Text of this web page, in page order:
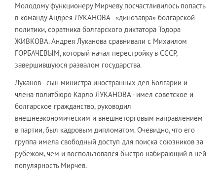
Молодому функционеру Мирчеву посчастливилось попасть
в команду Андрея ЛУКАНОВА - «динозавра» болгарской
политики, соратника болгарского диктатора Тодора
ЖИВКОВА. Андрея Луканова сравнивали с Михаилом
ГОРБАЧЕВЫМ, который начал перестройку в СССР,
завершившуюся развалом государства.
Луканов - сын министра иностранных дел Болгарии и
члена политбюро Карло ЛУКАНОВА - имел советское и
болгарское гражданство, руководил
внешнеэкономическим и внешнеторговым направлением
в партии, был кадровым дипломатом. Очевидно, что его
группа имела свободный доступ для поиска союзников за
рубежом, чем и воспользовался быстро набирающий в ней
популярность Мирчев.